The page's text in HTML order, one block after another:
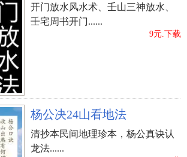
开门放水风水术、壬山三神放水、
壬宅周书开门......
9元.下载
杨公决24山看地法
清抄本民间地理珍本，杨公真诀认
龙法......